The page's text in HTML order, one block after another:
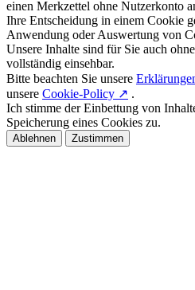
einen Merkzettel ohne Nutzerkonto
Ihre Entscheidung in einem Cookie
Anwendung oder Auswertung von
Unsere Inhalte sind für Sie auch
vollständig einsehbar.
Bitte beachten Sie unsere
unsere Cookie-Policy ↗ .
Ich stimme der Einbettung von
Speicherung eines Cookies zu.
Ablehnen Zustimmen